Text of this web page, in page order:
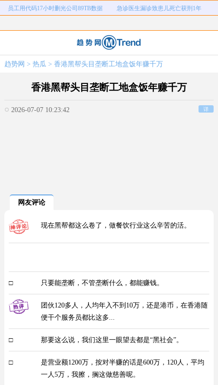
女子开一天一夜空调后二氧化碳中毒 国企拖欠3700万致市政工程停工
女子用漏洞0元买了3千台电器 直播自杀日本女网红已身亡
员工用代码17小时删光公司89TB数据 急诊医生漏诊致患儿死亡获刑1年
趋势网 > 热瓜 > 香港黑帮头目垄断工地盒饭年赚千万
香港黑帮头目垄断工地盒饭年赚千万
2026-07-07 10:23:42 详
网友评论
现在黑帮都这么卷了，做餐饮行业这么辛苦的活。
□ 只要能垄断，不管垄断什么，都能赚钱。
团伙120多人，人均年入不到10万，还是港币，在香港随
便干个服务员都比这多...
□ 那要这么说，我们这里一眼望去都是“黑社会”。
□
是营业额1200万，按对半赚的话是600万，120人，平均
一人5万，我擦，搁这做慈善呢。